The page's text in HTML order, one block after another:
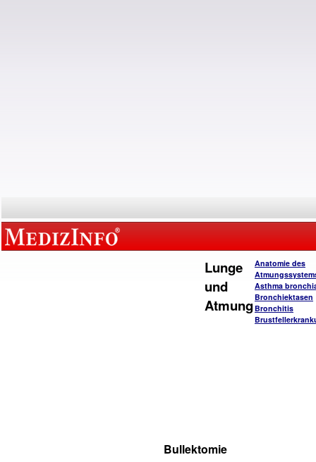
Lunge
und
Atmung
Anatomie des
Asthma
Bronchiektasen
Bronchitis
Bullektomie